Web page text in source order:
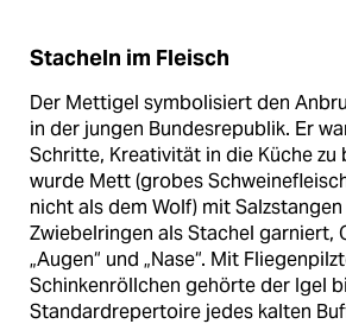
Stacheln im Fleisch
Der Mettigel symbolisiert den
in der jungen Bundesrepublik. Er
Schritte, Kreativität in die Küche zu
wurde Mett (grobes
nicht als dem Wolf) mit
Zwiebelringen als Stachel garniert,
„Augen“ und „Nase“. Mit
Schinkenröllchen gehörte der Igel
Standardrepertoire jedes kalten